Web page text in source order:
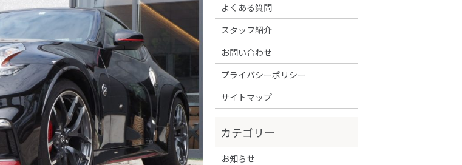
よくある質問
スタッフ紹介
お問い合わせ
プライバシーポリシー
サイトマップ
お知らせ